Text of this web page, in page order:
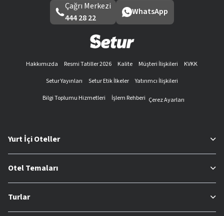
Çağrı Merkezi
444 28 22
WhatsApp
Hakkımızda Resmi Tatiller 2026 Kalite Müşteri İlişkileri
KVKK
Setur Yayınları
Setur Etik İlkeler
Yatırımcı İlişkileri
Bilgi Toplumu Hizmetleri
İşlem Rehberi Çerez Ayarları
Yurt İçi Oteller
Otel Temaları
Turlar